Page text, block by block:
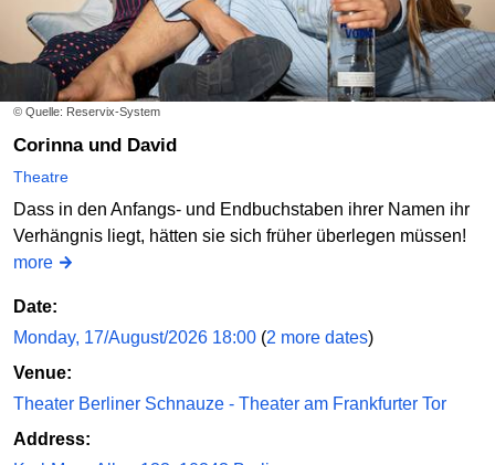
© Quelle: Reservix-System
Corinna und David
Theatre
Dass in den Anfangs- und Endbuchstaben ihrer Namen ihr
Verhängnis liegt, hätten sie sich früher überlegen müssen!
more
Date:
Monday, 17/August/2026 18:00 (2 more dates)
Venue:
Theater Berliner Schnauze - Theater am Frankfurter Tor
Address: